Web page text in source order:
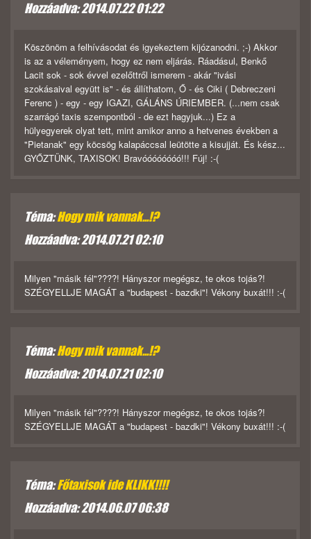
Hozzáadva: 2014.07.22 01:22
Köszönöm a felhívásodat és igyekeztem kijózanodni. ;-) Akkor
is az a véleményem, hogy ez nem eljárás. Ráadásul, Benkő
Lacit sok - sok évvel ezelőttről ismerem - akár "ivási
szokásaival együtt is" - és állíthatom, Ő - és Ciki ( Debreczeni
Ferenc ) - egy - egy IGAZI, GÁLÁNS ÚRIEMBER. (...nem csak
szarrágó taxis szempontból - de ezt hagyjuk...) Ez a
hülyegyerek olyat tett, mint amikor anno a hetvenes években a
"Pietanak" egy köcsög kalapáccsal leütötte a kisujját. És kész...
GYŐZTÜNK, TAXISOK! Bravóóóóóóóó!!! Fúj! :-(
Téma:Hogy mik vannak...!?
Hozzáadva: 2014.07.21 02:10
Milyen "másik fél"????! Hányszor megégsz, te okos tojás?!
SZÉGYELLJE MAGÁT a "budapest - bazdki"! Vékony buxát!!! :-(
Téma:Hogy mik vannak...!?
Hozzáadva: 2014.07.21 02:10
Milyen "másik fél"????! Hányszor megégsz, te okos tojás?!
SZÉGYELLJE MAGÁT a "budapest - bazdki"! Vékony buxát!!! :-(
Téma:Főtaxisok ide KLIKK!!!!
Hozzáadva: 2014.06.07 06:38